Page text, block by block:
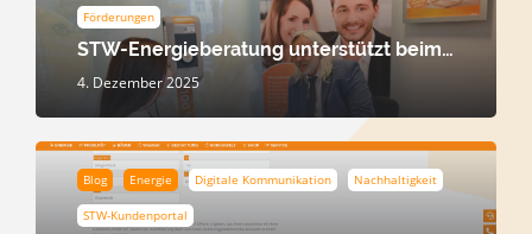
Förderungen
STW-Energieberatung unterstützt beim…
4. Dezember 2025
Blog Energie Digitale Kommunikation Nachhaltigkeit
STW-Kundenportal